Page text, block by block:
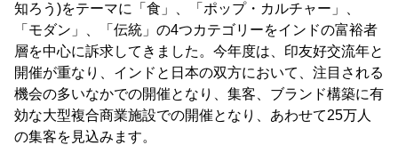
知ろう)をテーマに「食」、「ポップ・カルチャー」、
「モダン」、「伝統」の4つカテゴリーをインドの富裕者
層を中心に訴求してきました。今年度は、印友好交流年と
開催が重なり、インドと日本の双方において、注目される
機会の多いなかでの開催となり、集客、ブランド構築に有
効な大型複合商業施設での開催となり、あわせて25万人
の集客を見込みます。